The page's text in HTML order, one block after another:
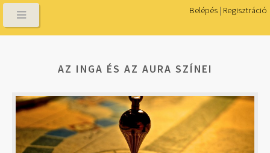
Belépés | Regisztráció
AZ INGA ÉS AZ AURA SZÍNEI